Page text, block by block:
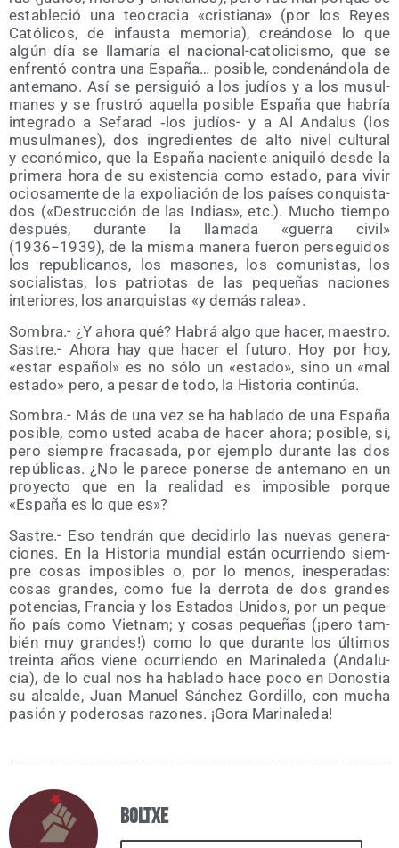
esta­ble­ció una teo­cra­cia «cris­tia­na» (por los Reyes
Cató­li­cos, de infaus­ta memo­ria), creán­do­se lo que
algún día se lla­ma­ría el nacio­nal-cato­li­cis­mo, que se
enfren­tó con­tra una Espa­ña… posi­ble, con­de­nán­do­la de
ante­mano. Así se per­si­guió a los judíos y a los musul­
ma­nes y se frus­tró aque­lla posi­ble Espa­ña que habría
inte­gra­do a Sefa­rad ‑los judíos- y a Al Anda­lus (los
musul­ma­nes), dos ingre­dien­tes de alto nivel cul­tu­ral
y eco­nó­mi­co, que la Espa­ña nacien­te ani­qui­ló des­de la
pri­me­ra hora de su exis­ten­cia como esta­do, para vivir
ocio­sa­men­te de la expo­lia­ción de los paí­ses con­quis­ta­
dos («Des­truc­ción de las Indias», etc.). Mucho tiem­po
des­pués, duran­te la lla­ma­da «gue­rra civil»
(1936−1939), de la mis­ma mane­ra fue­ron per­se­gui­dos
los repu­bli­ca­nos, los maso­nes, los comu­nis­tas, los
socia­lis­tas, los patrio­tas de las peque­ñas nacio­nes
inte­rio­res, los anar­quis­tas «y demás ralea».
Som­bra.- ¿Y aho­ra qué? Habrá algo que hacer, maes­tro.
Sas­tre.- Aho­ra hay que hacer el futu­ro. Hoy por hoy,
«estar espa­ñol» es no sólo un «esta­do», sino un «mal
esta­do» pero, a pesar de todo, la His­to­ria continúa.
Som­bra.- Más de una vez se ha habla­do de una Espa­ña
posi­ble, como usted aca­ba de hacer aho­ra; posi­ble, sí,
pero siem­pre fra­ca­sa­da, por ejem­plo duran­te las dos
repú­bli­cas. ¿No le pare­ce poner­se de ante­mano en un
pro­yec­to que en la reali­dad es impo­si­ble por­que
«Espa­ña es lo que es»?
Sas­tre.- Eso ten­drán que deci­dir­lo las nue­vas gene­ra­
cio­nes. En la His­to­ria mun­dial están ocu­rrien­do siem­
pre cosas impo­si­bles o, por lo menos, ines­pe­ra­das:
cosas gran­des, como fue la derro­ta de dos gran­des
poten­cias, Fran­cia y los Esta­dos Uni­dos, por un peque­
ño país como Viet­nam; y cosas peque­ñas (¡pero tam­
bién muy gran­des!) como lo que duran­te los últi­mos
trein­ta años vie­ne ocu­rrien­do en Mari­na­le­da (Anda­lu­
cía), de lo cual nos ha habla­do hace poco en Donos­tia
su alcal­de, Juan Manuel Sán­chez Gor­di­llo, con mucha
pasión y pode­ro­sas razo­nes. ¡Gora Marinaleda!
Boltxe